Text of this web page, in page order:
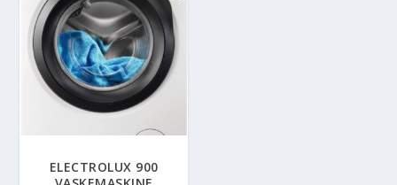
ELECTROLUX 900